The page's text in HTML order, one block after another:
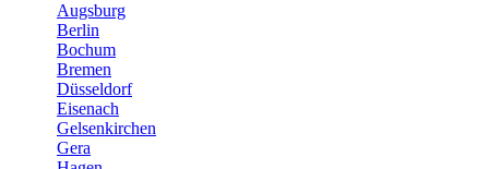
Augsburg
Berlin
Bochum
Bremen
Düsseldorf
Eisenach
Gelsenkirchen
Gera